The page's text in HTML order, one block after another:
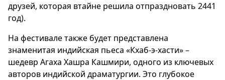
друзей, которая втайне решила отпраздновать 2441
год).
На фестивале также будет представлена
знаменитая индийская пьеса «Кхаб-э-хасти» –
шедевр Агаха Хашра Кашмири, одного из ключевых
авторов индийской драматургии. Это глубокое